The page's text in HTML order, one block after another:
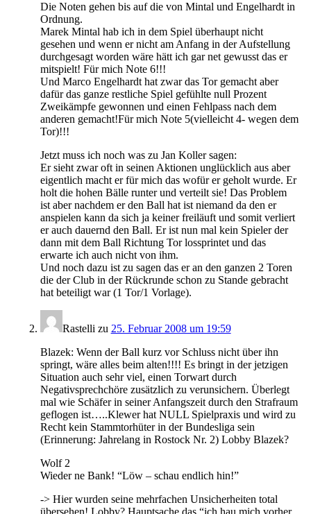
Die Noten gehen bis auf die von Mintal und Engelhardt in
Ordnung.
Marek Mintal hab ich in dem Spiel überhaupt nicht
gesehen und wenn er nicht am Anfang in der Aufstellung
durchgesagt worden wäre hätt ich gar net gewusst das er
mitspielt! Für mich Note 6!!!
Und Marco Engelhardt hat zwar das Tor gemacht aber
dafür das ganze restliche Spiel gefühlte null Prozent
Zweikämpfe gewonnen und einen Fehlpass nach dem
anderen gemacht!Für mich Note 5(vielleicht 4- wegen dem
Tor)!!!
Jetzt muss ich noch was zu Jan Koller sagen:
Er sieht zwar oft in seinen Aktionen unglücklich aus aber
eigentlich macht er für mich das wofür er geholt wurde. Er
holt die hohen Bälle runter und verteilt sie! Das Problem
ist aber nachdem er den Ball hat ist niemand da den er
anspielen kann da sich ja keiner freiläuft und somit verliert
er auch dauernd den Ball. Er ist nun mal kein Spieler der
dann mit dem Ball Richtung Tor lossprintet und das
erwarte ich auch nicht von ihm.
Und noch dazu ist zu sagen das er an den ganzen 2 Toren
die der Club in der Rückrunde schon zu Stande gebracht
hat beteiligt war (1 Tor/1 Vorlage).
Rastelli zu 25. Februar 2008 um 19:59
Blazek: Wenn der Ball kurz vor Schluss nicht über ihn
springt, wäre alles beim alten!!!! Es bringt in der jetzigen
Situation auch sehr viel, einen Torwart durch
Negativsprechchöre zusätzlich zu verunsichern. Überlegt
mal wie Schäfer in seiner Anfangszeit durch den Strafraum
geflogen ist…..Klewer hat NULL Spielpraxis und wird zu
Recht kein Stammtorhüter in der Bundesliga sein
(Erinnerung: Jahrelang in Rostock Nr. 2) Lobby Blazek?
Wolf 2
Wieder ne Bank! “Löw – schau endlich hin!”
-> Hier wurden seine mehrfachen Unsicherheiten total
übersehen! Lobby? Hauptsache das “ich hau mich vorher